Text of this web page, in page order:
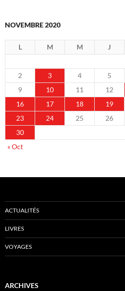
NOVEMBRE 2020
L M M J
2
3 4 5
9
10 11 12
16
17 18 19
23
24 25 26
30
« Oct
ACTUALITÉS
LIVRES
VOYAGES
ARCHIVES